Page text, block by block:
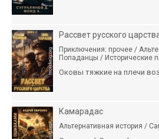
Рассвет русского
Приключения: прочее /
Попаданцы / Исторические
Оковы тяжкие на плечи
Камарадас
Альтернативная история /